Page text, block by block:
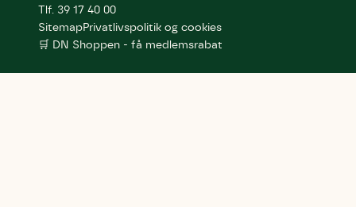
Tlf. 39 17 40 00
SitemapPrivatlivspolitik og cookies
🛒 DN Shoppen - få medlemsrabat